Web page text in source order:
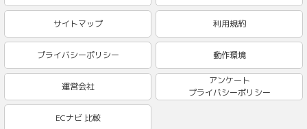
サイトマップ 利用規約
プライバシーポリシー 動作環境
運営会社
アンケート
プライバシーポリシー
ECナビ 比較